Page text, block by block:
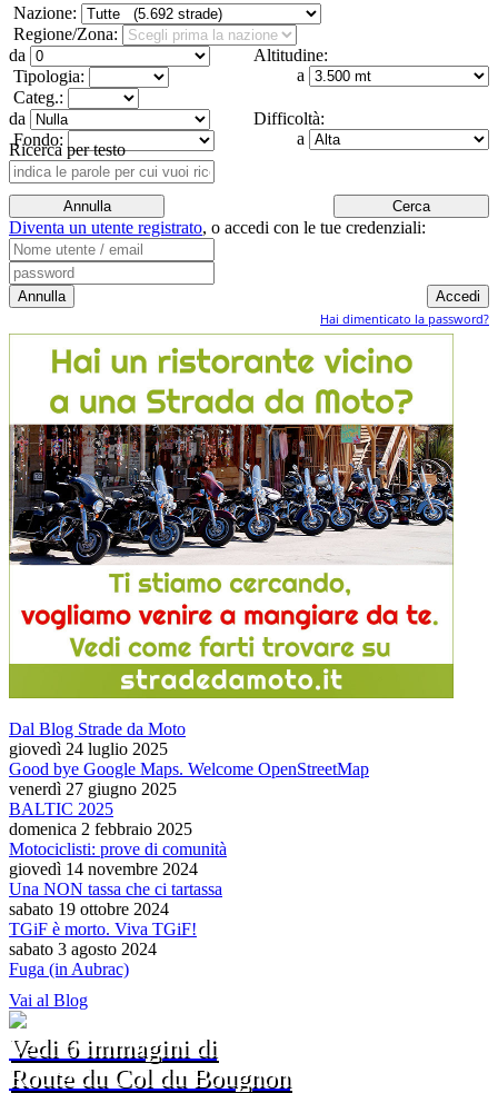
Nazione:
Regione/Zona:
Altitudine:
da
a
Tipologia:
Categ.:
Difficoltà:
da
a
Fondo:
Ricerca per testo
Diventa un utente registrato, o accedi con le tue credenziali:
Hai dimenticato la password?
Dal Blog Strade da Moto
giovedì 24 luglio 2025
Good bye Google Maps. Welcome OpenStreetMap
venerdì 27 giugno 2025
BALTIC 2025
domenica 2 febbraio 2025
Motociclisti: prove di comunità
giovedì 14 novembre 2024
Una NON tassa che ci tartassa
sabato 19 ottobre 2024
TGiF è morto. Viva TGiF!
sabato 3 agosto 2024
Fuga (in Aubrac)
Vai al Blog
Vedi 6 immagini di
Route du Col du Bougnon